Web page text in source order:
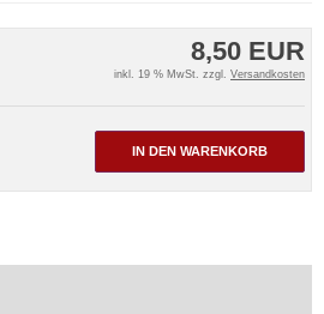
8,50 EUR
inkl. 19 % MwSt. zzgl. Versandkosten
IN DEN WARENKORB